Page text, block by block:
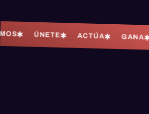
ÚNETE ACTÚA GANA